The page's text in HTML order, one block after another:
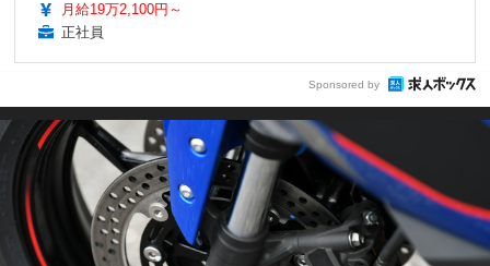
月給19万2,100円～
正社員
Sponsored by